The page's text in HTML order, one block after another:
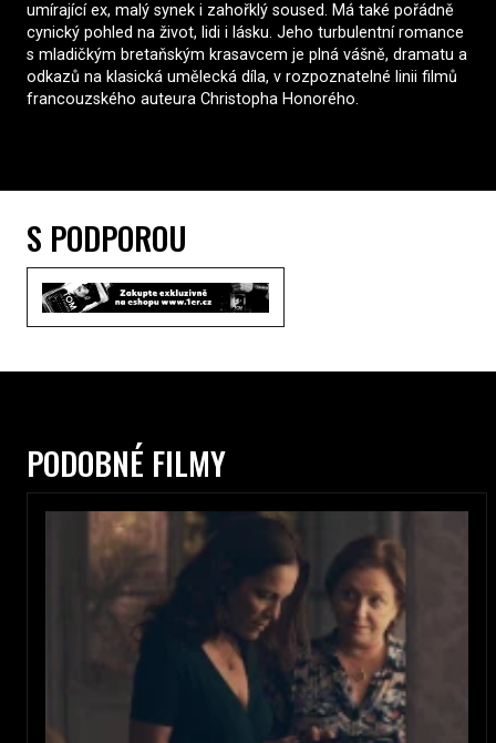
umírající ex, malý synek i zahořklý soused. Má také pořádně
cynický pohled na život, lidi i lásku. Jeho turbulentní romance
s mladičkým bretaňským krasavcem je plná vášně, dramatu a
odkazů na klasická umělecká díla, v rozpoznatelné linii filmů
francouzského auteura Christopha Honorého.
S PODPOROU
PODOBNÉ FILMY